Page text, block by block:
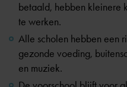
betaald, hebben kleinere
te werken.
Alle scholen hebben een
gezonde voeding,
en muziek.